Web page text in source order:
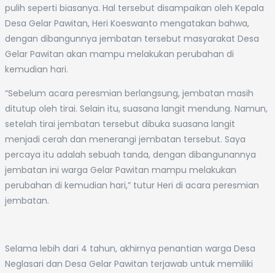
pulih seperti biasanya. Hal tersebut disampaikan oleh Kepala
Desa Gelar Pawitan, Heri Koeswanto mengatakan bahwa,
dengan dibangunnya jembatan tersebut masyarakat Desa
Gelar Pawitan akan mampu melakukan perubahan di
kemudian hari.
“Sebelum acara peresmian berlangsung, jembatan masih
ditutup oleh tirai. Selain itu, suasana langit mendung. Namun,
setelah tirai jembatan tersebut dibuka suasana langit
menjadi cerah dan menerangi jembatan tersebut. Saya
percaya itu adalah sebuah tanda, dengan dibangunannya
jembatan ini warga Gelar Pawitan mampu melakukan
perubahan di kemudian hari,” tutur Heri di acara peresmian
jembatan.
Selama lebih dari 4 tahun, akhirnya penantian warga Desa
Neglasari dan Desa Gelar Pawitan terjawab untuk memiliki